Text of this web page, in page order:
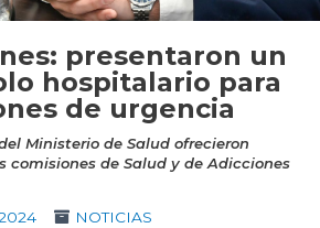
presentaron un
hospitalario para
de urgencia
Ministerio de Salud ofrecieron
comisiones de Salud y de Adicciones
NOTICIAS